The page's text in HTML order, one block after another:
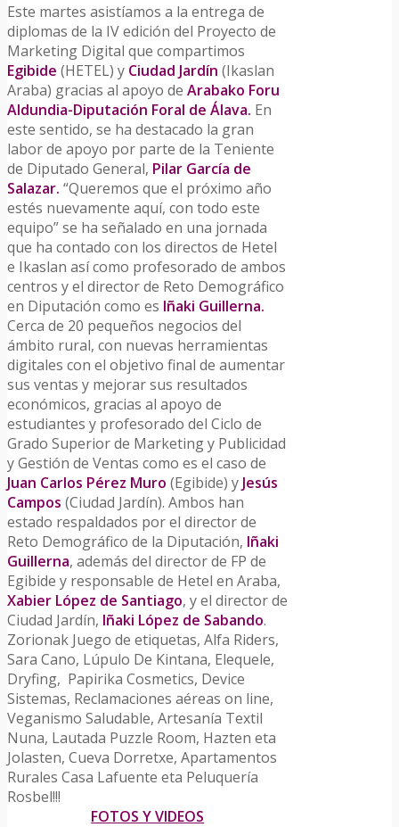
Este martes asistíamos a la entrega de
diplomas de la IV edición del Proyecto de
Marketing Digital que compartimos
Egibide (HETEL) y Ciudad Jardín (Ikaslan
Araba) gracias al apoyo de Arabako Foru
Aldundia-Diputación Foral de Álava. En
este sentido, se ha destacado la gran
labor de apoyo por parte de la Teniente
de Diputado General, Pilar García de
Salazar. “Queremos que el próximo año
estés nuevamente aquí, con todo este
equipo” se ha señalado en una jornada
que ha contado con los directos de Hetel
e Ikaslan así como profesorado de ambos
centros y el director de Reto Demográfico
en Diputación como es Iñaki Guillerna.
Cerca de 20 pequeños negocios del
ámbito rural, con nuevas herramientas
digitales con el objetivo final de aumentar
sus ventas y mejorar sus resultados
económicos, gracias al apoyo de
estudiantes y profesorado del Ciclo de
Grado Superior de Marketing y Publicidad
y Gestión de Ventas como es el caso de
Juan Carlos Pérez Muro (Egibide) y Jesús
Campos (Ciudad Jardín). Ambos han
estado respaldados por el director de
Reto Demográfico de la Diputación, Iñaki
Guillerna, además del director de FP de
Egibide y responsable de Hetel en Araba,
Xabier López de Santiago, y el director de
Ciudad Jardín, Iñaki López de Sabando.
Zorionak Juego de etiquetas, Alfa Riders,
Sara Cano, Lúpulo De Kintana, Elequele,
Dryfing, Papirika Cosmetics, Device
Sistemas, Reclamaciones aéreas on line,
Veganismo Saludable, Artesanía Textil
Nuna, Lautada Puzzle Room, Hazten eta
Jolasten, Cueva Dorretxe, Apartamentos
Rurales Casa Lafuente eta Peluquería
Rosbel!!!
FOTOS Y VIDEOS